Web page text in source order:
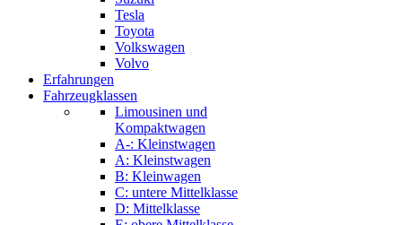
Tesla
Toyota
Volkswagen
Volvo
Erfahrungen
Fahrzeugklassen
Limousinen und
Kompaktwagen
A-: Kleinstwagen
A: Kleinstwagen
B: Kleinwagen
C: untere Mittelklasse
D: Mittelklasse